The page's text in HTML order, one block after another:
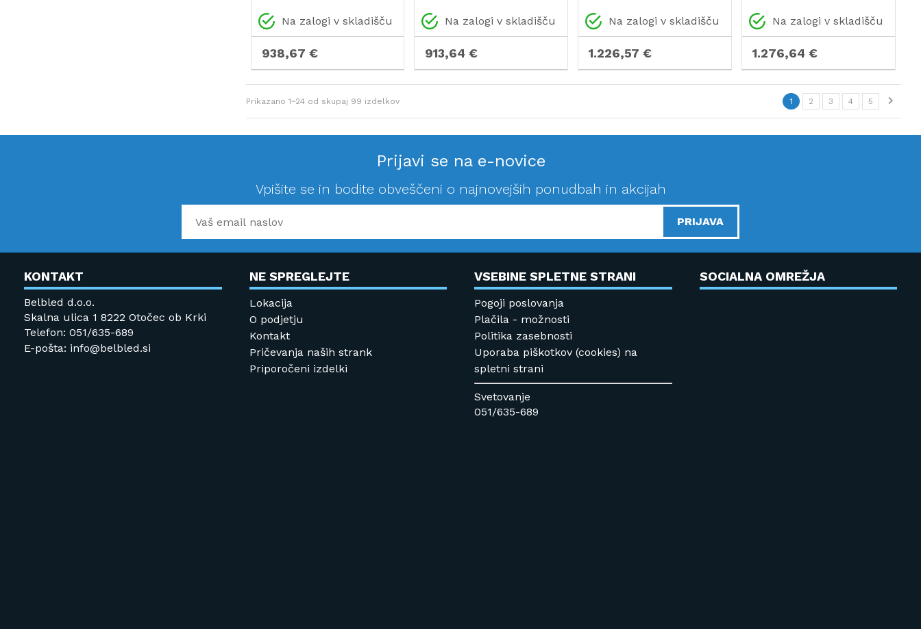
računalnik
Na zalogi v skladišču
938,67 €
namizni računalnik
Na zalogi v skladišču
913,64 €
namizni računalnik
Na zalogi v skladišču
1.226,57 €
namizni računalnik
Na zalogi v skladišču
1.276,64 €
Prikazano 1~24od skupaj 99 izdelkov 1 2 3 4 5
Prijavi se na e-novice
Vpišite se in bodite obveščeni o najnovejših ponudbah in akcijah
PRIJAVA
KONTAKT
Belbled d.o.o.
Skalna ulica 1 8222 Otočec ob Krki
Telefon: 051/635-689
E-pošta: info@belbled.si
NE SPREGLEJTE
Lokacija
O podjetju
Kontakt
Pričevanja naših strank
Priporočeni izdelki
VSEBINE SPLETNE STRANI
Pogoji poslovanja
Plačila - možnosti
Politika zasebnosti
Uporaba piškotkov (cookies) na
spletni strani
Svetovanje
051/635-689
SOCIALNA OMREŽJA